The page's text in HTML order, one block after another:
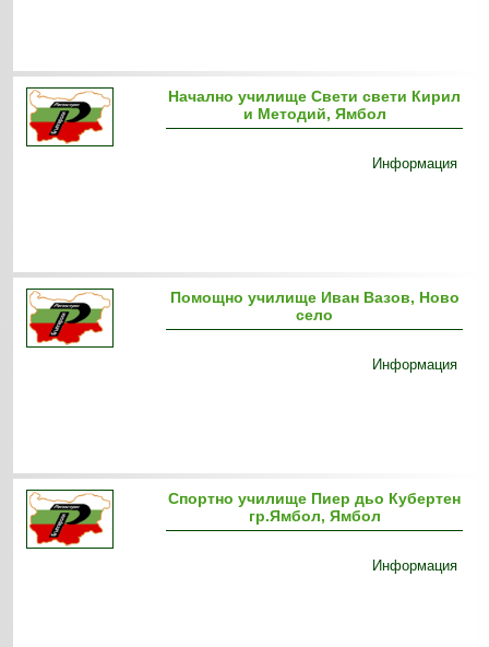
Начално училище Свети свети Кирил
и Методий, Ямбол
Информация
Помощно училище Иван Вазов, Ново
село
Информация
Спортно училище Пиер дьо Кубертен
гр.Ямбол, Ямбол
Информация